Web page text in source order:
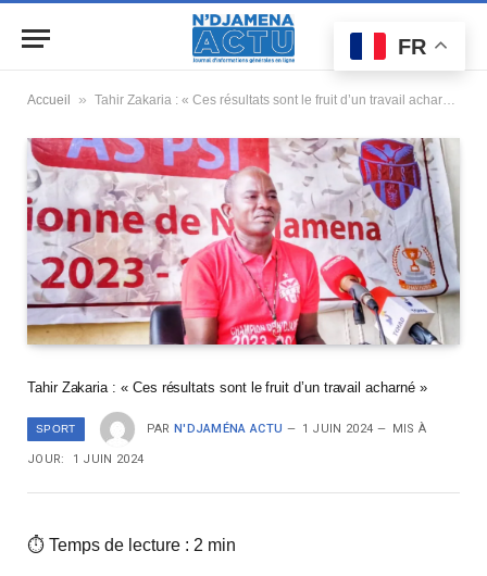
Accueil » Tahir Zakaria : « Ces résultats sont le fruit d’un travail acharné »
Tahir Zakaria : « Ces résultats sont le fruit d’un travail acharné »
SPORT PAR N'DJAMÉNA ACTU 1 JUIN 2024 MIS À
JOUR: 1 JUIN 2024
⏱ Temps de lecture : 2 min
FR